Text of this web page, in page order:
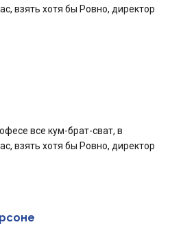
взять хотя бы Ровно, директор
все кум-брат-сват, в
взять хотя бы Ровно, директор